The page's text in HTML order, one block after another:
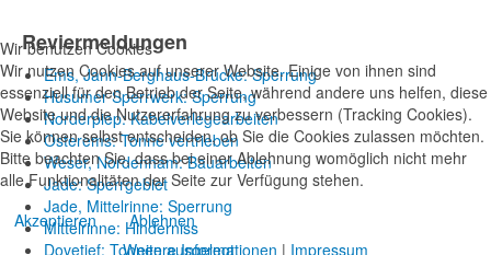
Reviermeldungen
Ems, Jann-Berghaus-Brücke: Sperrung
Husumer Sperrwerk: Sperrung
Norderpiep: Kabelverlegearbeiten
Osterems: Tonne vertrieben
Weser, Nordenham: Bauarbeiten
Jade: Sperrgebiet
Jade, Mittelrinne: Sperrung
Mittelrinne: Hinderniss
Dovetief: Tonnen ausgelegt
Wir benutzen Cookies
Wir nutzen Cookies auf unserer Website. Einige von ihnen sind
essenziell für den Betrieb der Seite, während andere uns helfen, diese
Website und die Nutzererfahrung zu verbessern (Tracking Cookies).
Sie können selbst entscheiden, ob Sie die Cookies zulassen möchten.
Bitte beachten Sie, dass bei einer Ablehnung womöglich nicht mehr
alle Funktionalitäten der Seite zur Verfügung stehen.
Akzeptieren
Ablehnen
Weitere Informationen | Impressum